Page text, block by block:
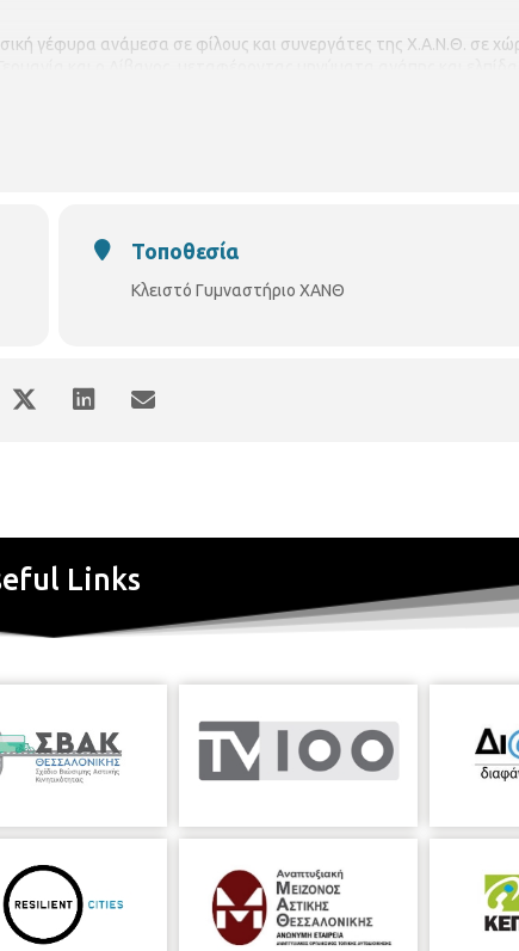
γέφυρα ανάμεσα σε φίλους και συνεργάτες της Χ.Α.Ν.Θ. σε
Τοποθεσία
Κλειστό Γυμναστήριο ΧΑΝΘ
Links